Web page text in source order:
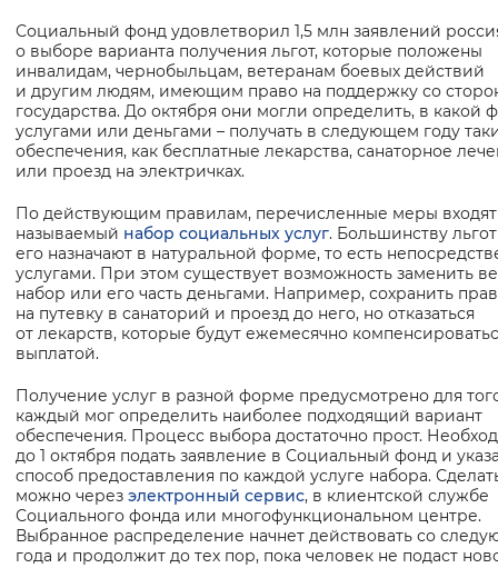
Цвет сайта
Монохромный Инверсивный
Синий фон
Включены Выключены
Звуковой ассистент
Воспроизвести Остановить
Вернуть стандартные настройки
Основная
информация
Социальный фонд удовлетворил 1,5 млн заявлений
о выборе варианта получения льгот, которые положены
инвалидам, чернобыльцам, ветеранам боевых действий
и другим людям, имеющим право на поддержку со
государства. До октября они могли определить, в какой
услугами или деньгами – получать в следующем году
обеспечения, как бесплатные лекарства, санаторное
или проезд на электричках.
По действующим правилам, перечисленные меры входят
называемый набор социальных услуг. Большинству
его назначают в натуральной форме, то есть
услугами. При этом существует возможность заменить
набор или его часть деньгами. Например, сохранить
на путевку в санаторий и проезд до него, но отказаться
от лекарств, которые будут ежемесячно
выплатой.
Получение услуг в разной форме предусмотрено для
каждый мог определить наиболее подходящий вариант
обеспечения. Процесс выбора достаточно прост.
до 1 октября подать заявление в Социальный фонд и
способ предоставления по каждой услуге набора.
можно через электронный сервис, в клиентской службе
Социального фонда или многофункциональном центре.
Выбранное распределение начнет действовать со
года и продолжит до тех пор, пока человек не подаст